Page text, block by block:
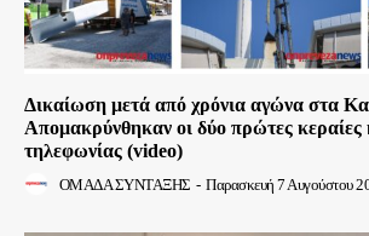
Δικαίωση μετά από χρόνια αγώνα στα
Απομακρύνθηκαν οι δύο πρώτες κεραίες
τηλεφωνίας (video)
ΟΜΑΔΑ ΣΥΝΤΑΞΗΣ - Παρασκευή 7 Αυγούστου